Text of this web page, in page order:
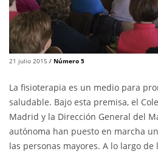
21 julio 2015 / Número 5
La fisioterapia es un medio para
saludable. Bajo esta premisa, el
Madrid y la Dirección General del
autónoma han puesto en marcha
las personas mayores. A lo largo